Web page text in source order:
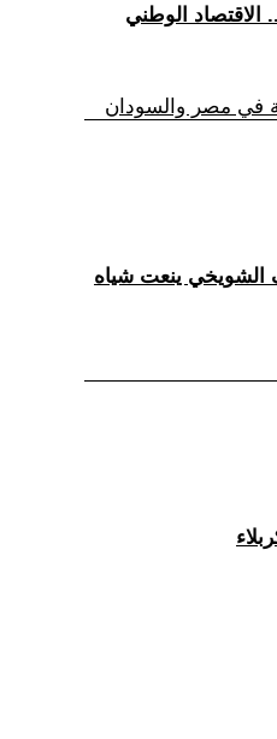
16. البرنامج الانتقالي (2).. الاقتصاد الوطني
في مصر والسودان
الشويخي ينعت شياه